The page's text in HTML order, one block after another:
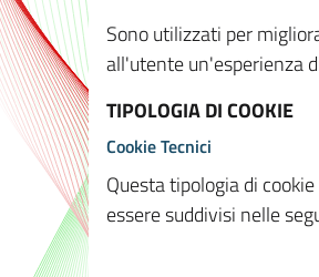
Sono utilizzati per
all'utente un'esperienza
TIPOLOGIA DI COOKIE
Cookie Tecnici
Questa tipologia di
essere suddivisi nelle